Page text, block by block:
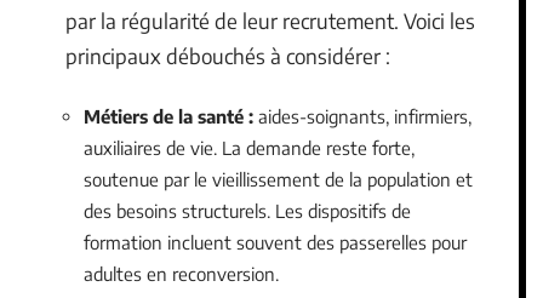
par la régularité de leur recrutement. Voici les
principaux débouchés à considérer :
Métiers de la santé : aides-soignants, infirmiers,
auxiliaires de vie. La demande reste forte,
soutenue par le vieillissement de la population et
des besoins structurels. Les dispositifs de
formation incluent souvent des passerelles pour
adultes en reconversion.